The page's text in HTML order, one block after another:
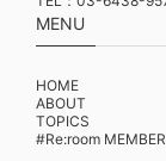
MENU
HOME
ABOUT
TOPICS
#Re:room